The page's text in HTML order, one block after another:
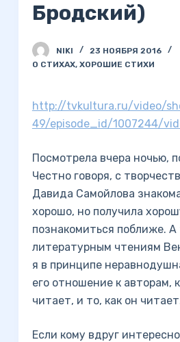
Бродский)
NIKI
23 НОЯБРЯ 2016
О СТИХАХ, ХОРОШИЕ СТИХИ
http://tvkultura.ru/video/
49/episode_id/1007244/
Посмотрела вчера ночью,
Честно говоря, с
Давида Самойлова
хорошо, но получила
познакомиться поближе. А
литературным чтениям
я в принципе
его отношение к авторам,
читает, и то, как он
Если кому вдруг